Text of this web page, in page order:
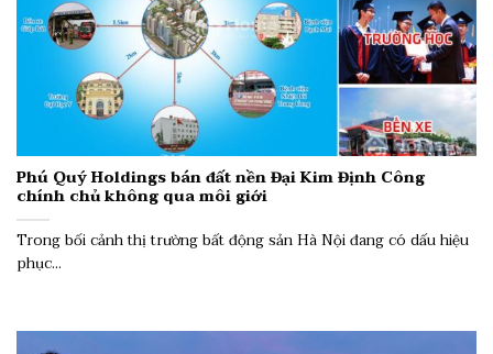
Phú Quý Holdings bán đất nền Đại Kim Định Công
chính chủ không qua môi giới
Trong bối cảnh thị trường bất động sản Hà Nội đang có dấu hiệu
phục...